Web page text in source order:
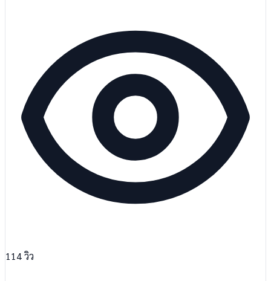
114วิว